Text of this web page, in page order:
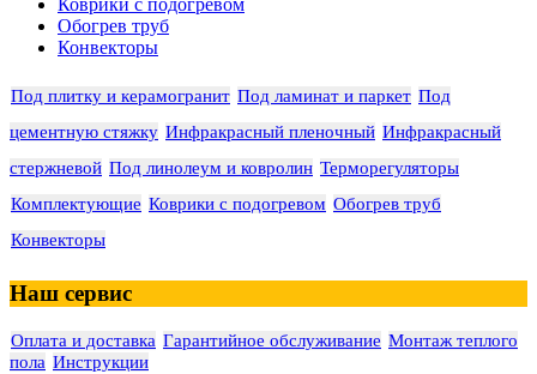
Коврики с подогревом
Обогрев труб
Конвекторы
Под плитку и керамогранит Под ламинат и паркет Под
цементную стяжку Инфракрасный пленочный Инфракрасный
стержневой Под линолеум и ковролин Терморегуляторы
Комплектующие Коврики с подогревом Обогрев труб
Конвекторы
Наш сервис
Оплата и доставка Гарантийное обслуживание Монтаж теплого
пола Инструкции